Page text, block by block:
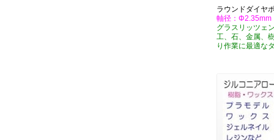
ラウンドダイヤ
軸径：Φ2.35mm
グラスリッツェ
工、石、金属、
り作業に最適な